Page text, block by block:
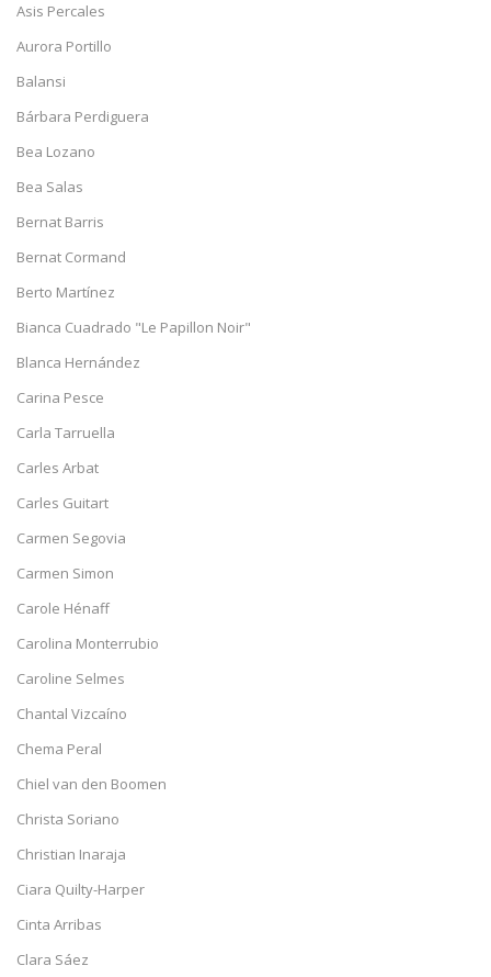
Asis Percales
Aurora Portillo
Balansi
Bárbara Perdiguera
Bea Lozano
Bea Salas
Bernat Barris
Bernat Cormand
Berto Martínez
Bianca Cuadrado "Le Papillon Noir"
Blanca Hernández
Carina Pesce
Carla Tarruella
Carles Arbat
Carles Guitart
Carmen Segovia
Carmen Simon
Carole Hénaff
Carolina Monterrubio
Caroline Selmes
Chantal Vizcaíno
Chema Peral
Chiel van den Boomen
Christa Soriano
Christian Inaraja
Ciara Quilty-Harper
Cinta Arribas
Clara Sáez